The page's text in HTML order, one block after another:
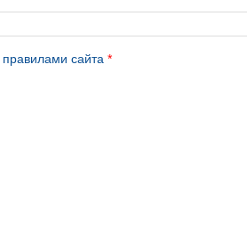
правилами сайта *